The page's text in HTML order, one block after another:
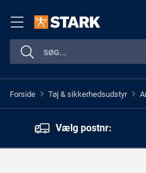
Forside > Tøj & sikkerhedsudstyr >
Vælg postnr: